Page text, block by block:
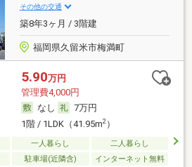
その他の交通
築8年3ヶ月 / 3階建
福岡県久留米市梅満町
5.90万円
管理費4,000円
なし
7万円
1階 / 1LDK（41.95m2）
一人暮らし
二人暮らし
駐車場(近隣含) インターネット無料